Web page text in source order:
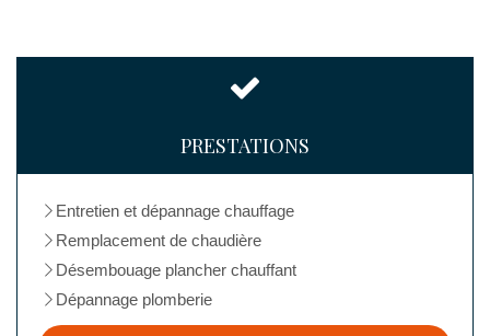
PRESTATIONS
Entretien et dépannage chauffage
Remplacement de chaudière
Désembouage plancher chauffant
Dépannage plomberie